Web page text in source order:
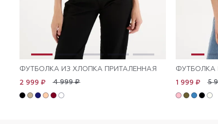
ФУТБОЛКА ИЗ ХЛОПКА ПРИТАЛЕННАЯ
4 999 ₽
2 999 ₽
ФУТБОЛКА
5
1 999 ₽